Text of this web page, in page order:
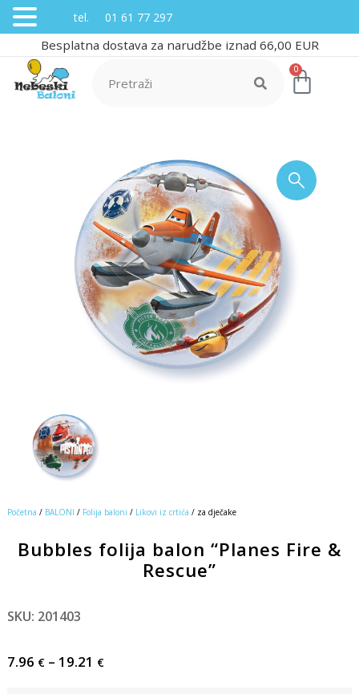
Besplatna dostava za narudžbe iznad 66,00 EUR
0
Početna / BALONI / Folija baloni / Likovi iz crtića / za dječake
Bubbles folija balon “Planes Fire &
Rescue”
SKU: 201403
7.96 €– 19.21 €
tel. 01 61 77 297